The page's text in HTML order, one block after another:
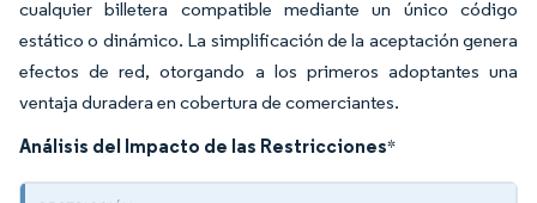
cualquier billetera compatible mediante un único código
estático o dinámico. La simplificación de la aceptación genera
efectos de red, otorgando a los primeros adoptantes una
ventaja duradera en cobertura de comerciantes.
Análisis del Impacto de las Restricciones*